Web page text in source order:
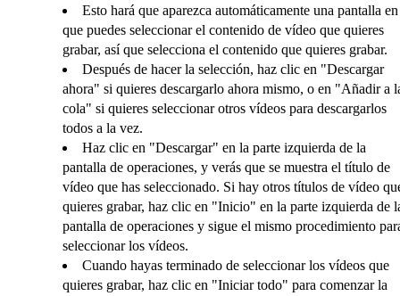
Esto hará que aparezca automáticamente una pantalla
que puedes seleccionar el contenido de vídeo que quieres
grabar, así que selecciona el contenido que quieres grabar.
Después de hacer la selección, haz clic en "Descargar
ahora" si quieres descargarlo ahora mismo, o en "Añadir a
cola" si quieres seleccionar otros vídeos para descargarlos
todos a la vez.
Haz clic en "Descargar" en la parte izquierda de la
pantalla de operaciones, y verás que se muestra el título de
vídeo que has seleccionado. Si hay otros títulos de vídeo
quieres grabar, haz clic en "Inicio" en la parte izquierda de
pantalla de operaciones y sigue el mismo procedimiento
seleccionar los vídeos.
Cuando hayas terminado de seleccionar los vídeos que
quieres grabar, haz clic en "Iniciar todo" para comenzar la